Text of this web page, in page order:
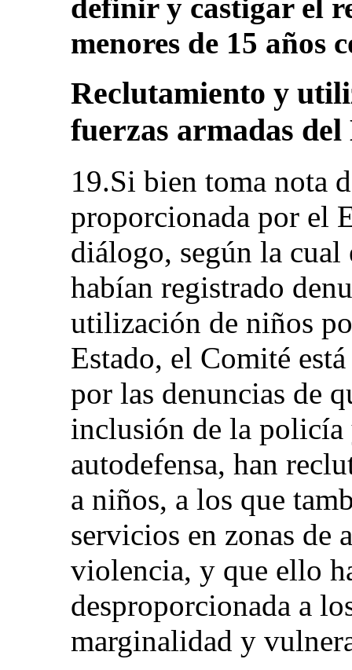
definir y castigar el
menores de 15 años
Reclutamiento y
fuerzas armadas del
19.Si bien toma nota
proporcionada por el
diálogo, según la
habían registrado
utilización de niños
Estado, el Comité
por las denuncias de
inclusión de la policía
autodefensa, han
a niños, a los que
servicios en zonas
violencia, y que ello
desproporcionada a
marginalidad y